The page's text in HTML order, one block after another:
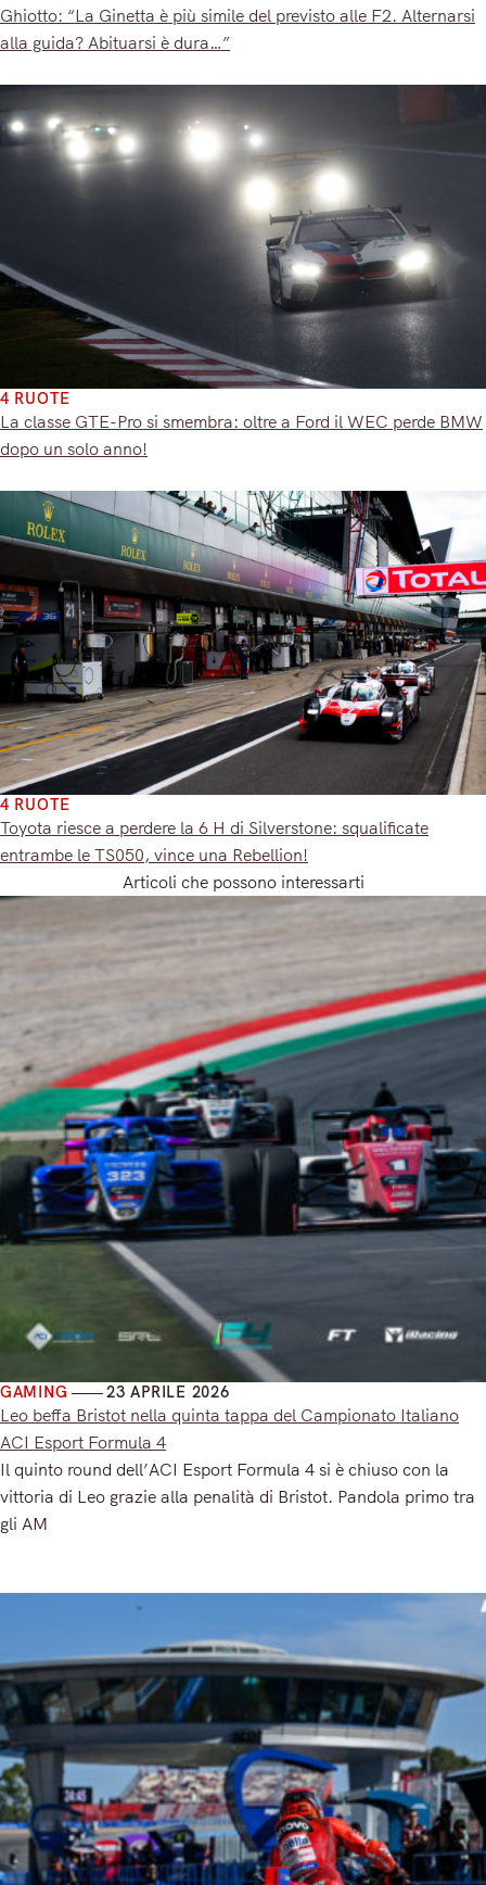
Ghiotto: “La Ginetta è più simile del previsto alle F2. Alternarsi
alla guida? Abituarsi è dura…”
4 RUOTE
La classe GTE-Pro si smembra: oltre a Ford il WEC perde BMW
dopo un solo anno!
4 RUOTE
Toyota riesce a perdere la 6 H di Silverstone: squalificate
entrambe le TS050, vince una Rebellion!
Articoli che possono interessarti
GAMING 23 APRILE 2026
Leo beffa Bristot nella quinta tappa del Campionato Italiano
ACI Esport Formula 4
Il quinto round dell’ACI Esport Formula 4 si è chiuso con la
vittoria di Leo grazie alla penalità di Bristot. Pandola primo tra
gli AM